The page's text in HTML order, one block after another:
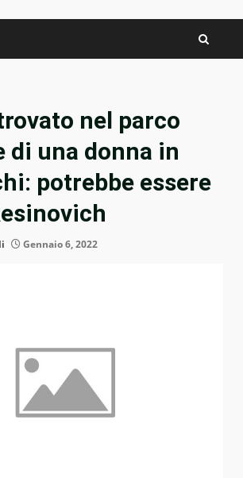
nel parco
di una donna in
potrebbe essere
Gennaio 6, 2022